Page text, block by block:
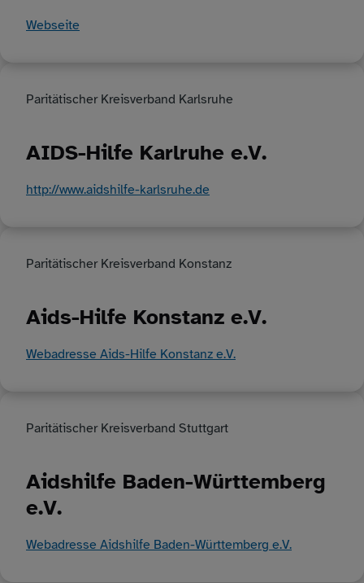
Webseite
Paritätischer Kreisverband Karlsruhe
AIDS-Hilfe Karlruhe e.V.
http://www.aidshilfe-karlsruhe.de
Paritätischer Kreisverband Konstanz
Aids-Hilfe Konstanz e.V.
Webadresse Aids-Hilfe Konstanz e.V.
Paritätischer Kreisverband Stuttgart
Aidshilfe Baden-Württemberg
e.V.
Webadresse Aidshilfe Baden-Württemberg e.V.